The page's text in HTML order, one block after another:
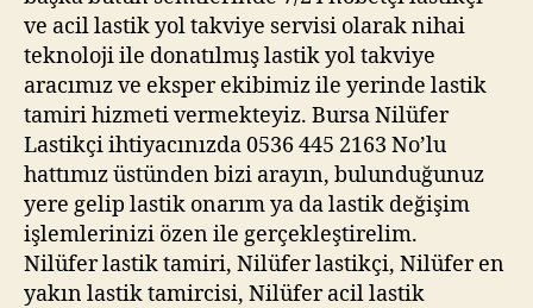
ve acil lastik yol takviye servisi olarak nihai
teknoloji ile donatılmış lastik yol takviye
aracımız ve eksper ekibimiz ile yerinde lastik
tamiri hizmeti vermekteyiz. Bursa Nilüfer
Lastikçi ihtiyacınızda 0536 445 2163 No’lu
hattımız üstünden bizi arayın, bulunduğunuz
yere gelip lastik onarım ya da lastik değişim
işlemlerinizi özen ile gerçekleştirelim.
Nilüfer lastik tamiri, Nilüfer lastikçi, Nilüfer en
yakın lastik tamircisi, Nilüfer acil lastik